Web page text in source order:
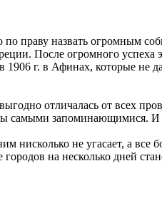
назвать огромным
После огромного успеха
г. в Афинах, которые не
отличалась от всех
самыми запоминающимися. И
не угасает, а все
на несколько дней